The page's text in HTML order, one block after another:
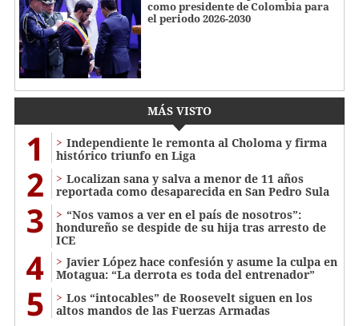
como presidente de Colombia para
el periodo 2026-2030
MÁS VISTO
1
Independiente le remonta al Choloma y firma
histórico triunfo en Liga
2
Localizan sana y salva a menor de 11 años
reportada como desaparecida en San Pedro Sula
3
“Nos vamos a ver en el país de nosotros”:
hondureño se despide de su hija tras arresto de
ICE
4
Javier López hace confesión y asume la culpa en
Motagua: “La derrota es toda del entrenador”
5
Los “intocables” de Roosevelt siguen en los
altos mandos de las Fuerzas Armadas